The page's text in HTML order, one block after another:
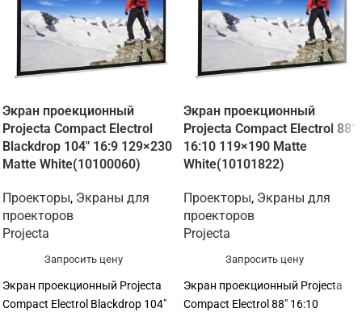
Экран проекционный
Projecta Compact Electrol
Blackdrop 104″ 16:9 129×230
Matte White(10100060)
Проекторы, Экраны для
проекторов
Projecta
Запросить цену
Экран проекционный Projecta
Compact Electrol Blackdrop 104"
Экран проекционный
Projecta Compact Electrol 88″
16:10 119×190 Matte
White(10101822)
Проекторы, Экраны для
проекторов
Projecta
Запросить цену
Экран проекционный Projecta
Compact Electrol 88" 16:10